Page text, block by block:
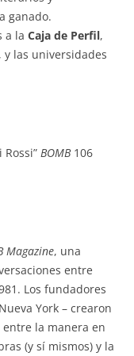
ganado.
a la Caja de Perfil,
las universidades
BOMB106
Magazine, una
entre
Los fundadores
York – crearon
la manera en
(y sí mismos) y la